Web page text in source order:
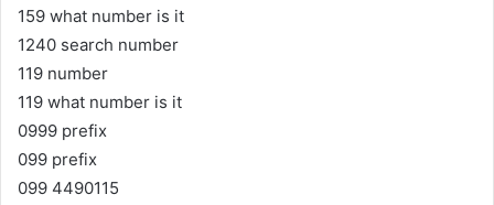
159 what number is it
1240 search number
119 number
119 what number is it
0999 prefix
099 prefix
099 4490115